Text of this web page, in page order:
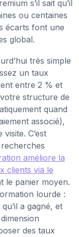
s’il sait qu’il
ou centaines
écarts font une
global.
très simple
un taux
entre 2 % et
structure de
quand
associé),
C’est
améliore la
clients via le
le panier moyen.
lourde :
a gagné, et
des taux